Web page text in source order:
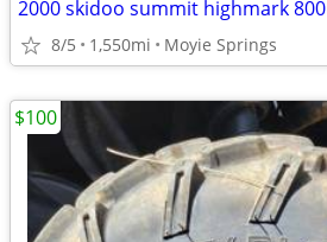
2000 skidoo summit highmark 800
8/5 1,550mi Moyie Springs
$100